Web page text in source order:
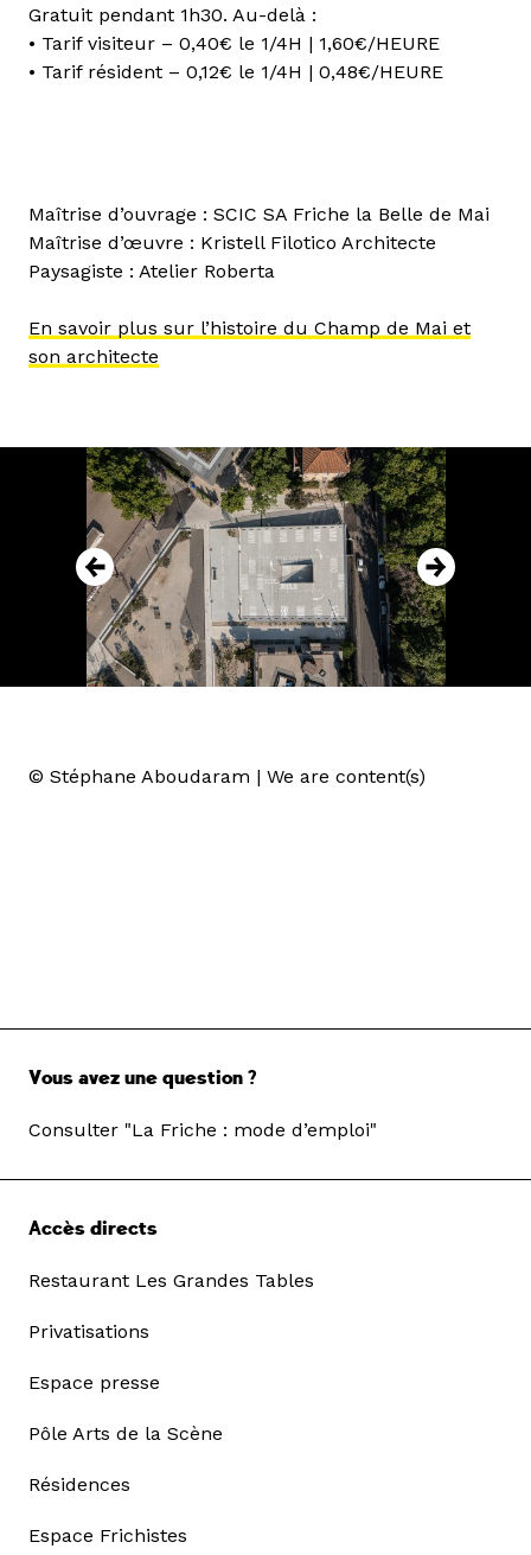
Gratuit pendant 1h30. Au-delà :
• Tarif visiteur – 0,40€ le 1/4H | 1,60€/HEURE
• Tarif résident – 0,12€ le 1/4H | 0,48€/HEURE
Maîtrise d’ouvrage : SCIC SA Friche la Belle de Mai
Maîtrise d’œuvre : Kristell Filotico Architecte
Paysagiste : Atelier Roberta
En savoir plus sur l’histoire du Champ de Mai et
son architecte
© Stéphane Aboudaram | We are content(s)
Vous avez une question ?
Consulter "La Friche : mode d’emploi"
Accès directs
Restaurant Les Grandes Tables
Privatisations
Espace presse
Pôle Arts de la Scène
Résidences
Espace Frichistes